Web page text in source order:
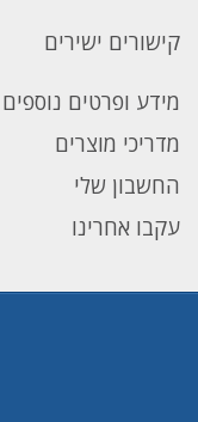
קישורים ישירים
מידע ופרטים נוספים
מדריכי מוצרים
החשבון שלי
עקבו אחרינו